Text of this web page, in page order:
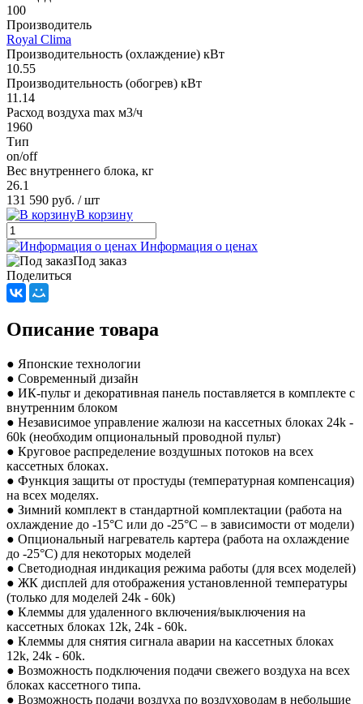
100
Производитель
Royal Clima
Производительность (охлаждение) кВт
10.55
Производительность (обогрев) кВт
11.14
Расход воздуха max м3/ч
1960
Тип
on/off
Вес внутреннего блока, кг
26.1
131 590 руб. / шт
В корзину
Информация о ценах
Под заказ
Поделиться
Описание товара
● Японские технологии
● Современный дизайн
● ИК-пульт и декоративная панель поставляется в комплекте с
внутренним блоком
● Независимое управление жалюзи на кассетных блоках 24k -
60k (необходим опциональный проводной пульт)
● Круговое распределение воздушных потоков на всех
кассетных блоках.
● Функция защиты от простуды (температурная компенсация)
на всех моделях.
● Зимний комплект в стандартной комплектации (работа на
охлаждение до -15°С или до -25°С – в зависимости от модели)
● Опциональный нагреватель картера (работа на охлаждение
до -25°С) для некоторых моделей
● Светодиодная индикация режима работы (для всех моделей)
● ЖК дисплей для отображения установленной температуры
(только для моделей 24k - 60k)
● Клеммы для удаленного включения/выключения на
кассетных блоках 12k, 24k - 60k.
● Клеммы для снятия сигнала аварии на кассетных блоках
12k, 24k - 60k.
● Возможность подключения подачи свежего воздуха на всех
блоках кассетного типа.
● Возможность подачи воздуха по воздуховодам в небольшие